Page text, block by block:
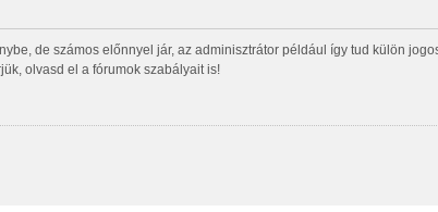
de számos előnnyel jár, az adminisztrátor például így tud külön
olvasd el a fórumok szabályait is!